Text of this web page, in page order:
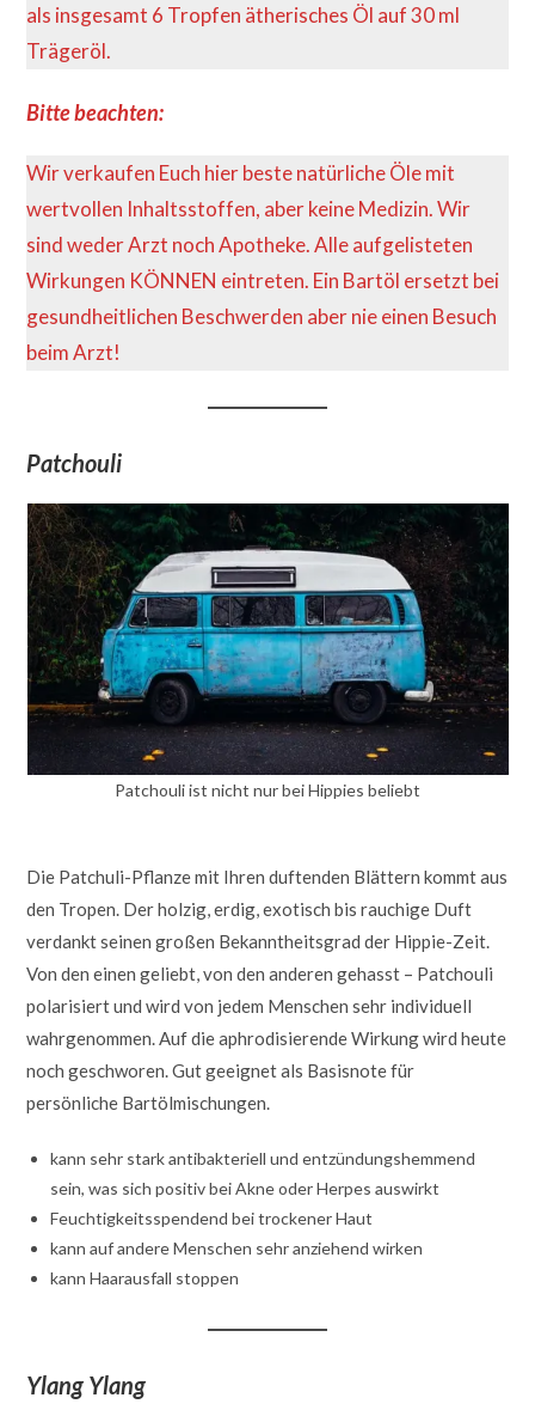
als insgesamt 6 Tropfen ätherisches Öl auf 30 ml
Trägeröl.
Bitte beachten:
Wir verkaufen Euch hier beste natürliche Öle mit
wertvollen Inhaltsstoffen, aber keine Medizin. Wir
sind weder Arzt noch Apotheke. Alle aufgelisteten
Wirkungen KÖNNEN eintreten. Ein Bartöl ersetzt bei
gesundheitlichen Beschwerden aber nie einen Besuch
beim Arzt!
Patchouli
Patchouli ist nicht nur bei Hippies beliebt
Die Patchuli-Pflanze mit Ihren duftenden Blättern kommt aus
den Tropen. Der holzig, erdig, exotisch bis rauchige Duft
verdankt seinen großen Bekanntheitsgrad der Hippie-Zeit.
Von den einen geliebt, von den anderen gehasst – Patchouli
polarisiert und wird von jedem Menschen sehr individuell
wahrgenommen. Auf die aphrodisierende Wirkung wird heute
noch geschworen. Gut geeignet als Basisnote für
persönliche Bartölmischungen.
kann sehr stark antibakteriell und entzündungshemmend
sein, was sich positiv bei Akne oder Herpes auswirkt
Feuchtigkeitsspendend bei trockener Haut
kann auf andere Menschen sehr anziehend wirken
kann Haarausfall stoppen
Ylang Ylang